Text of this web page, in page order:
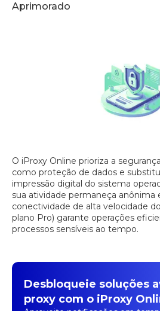
Aprimorado
O iProxy Online prioriza a
como proteção de dados e
impressão digital do sistema
sua atividade permaneça anônima
conectividade de alta velocidade
plano Pro) garante operações
processos sensíveis ao tempo.
Desbloqueie soluções
proxy com o iProxy